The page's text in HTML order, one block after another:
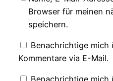
Browser für meinen
speichern.
Benachrichtige mich
Kommentare via E-Mail.